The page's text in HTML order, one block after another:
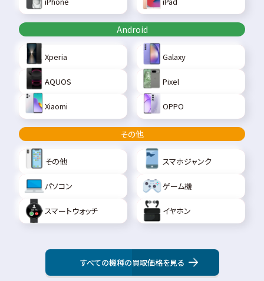
Android
Xperia Galaxy
AQUOS Pixel
Xiaomi OPPO
その他
その他 スマホジャンク
パソコン ゲーム機
スマートウォッチ イヤホン
すべての機種の買取価格を見る